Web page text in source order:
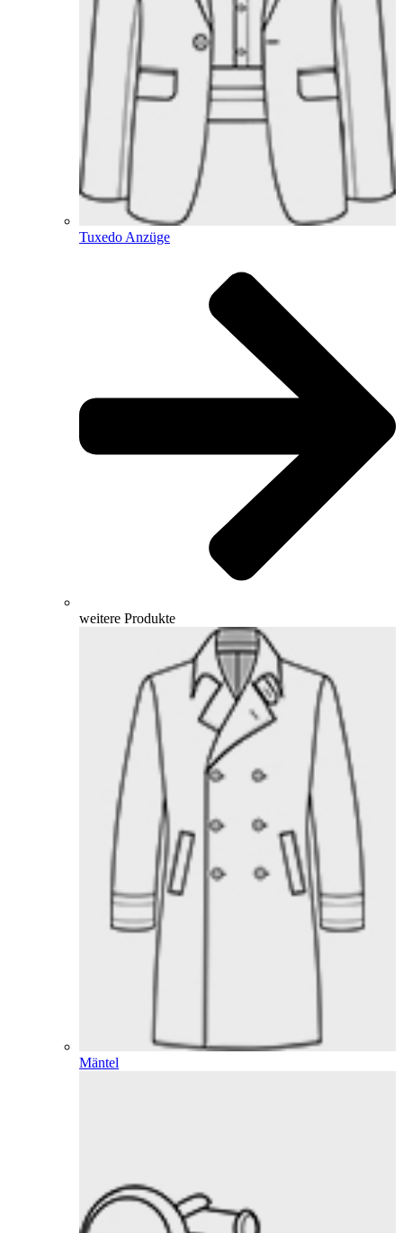
Tuxedo Anzüge
weitere Produkte
Mäntel